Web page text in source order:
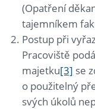
(Opatření
tajemníkem
Postup při
Pracoviště
majetku[3] se
o použitelný
svých úkolů